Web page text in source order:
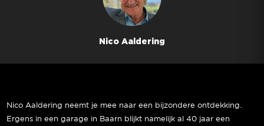
Nico Aaldering
Nico Aaldering neemt je mee naar een bijzondere ontdekking.
Ergens in een garage in Baarn blijkt namelijk al 40 jaar een